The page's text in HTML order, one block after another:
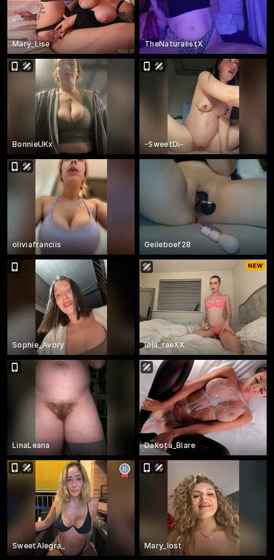
Mary_Lise TheNaturalistX
BonnieUKx -SweetDi-
oliviafranciis Geileboef28
Sophie_Avory lola_raeXX
LinaLeana Dakota_Blare
SweetAlegra_ Mary_lost